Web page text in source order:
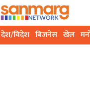
देश/विदेश बिजनेस खेल